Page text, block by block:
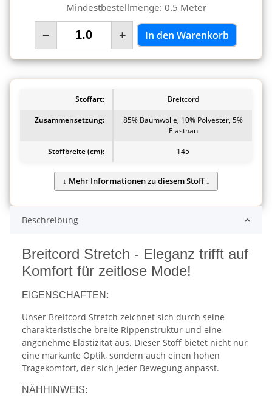
Mindestbestellmenge: 0.5 Meter
− + In den Warenkorb
Stoffart:
Breitcord
Zusammensetzung:
85% Baumwolle, 10% Polyester, 5%
Elasthan
Stoffbreite (cm):
145
Beschreibung
Breitcord Stretch - Eleganz trifft auf
Komfort für zeitlose Mode!
EIGENSCHAFTEN:
Unser Breitcord Stretch zeichnet sich durch seine
charakteristische breite Rippenstruktur und eine
angenehme Elastizität aus. Dieser Stoff bietet nicht nur
eine markante Optik, sondern auch einen hohen
Tragekomfort, der sich jeder Bewegung anpasst.
NÄHHINWEIS: